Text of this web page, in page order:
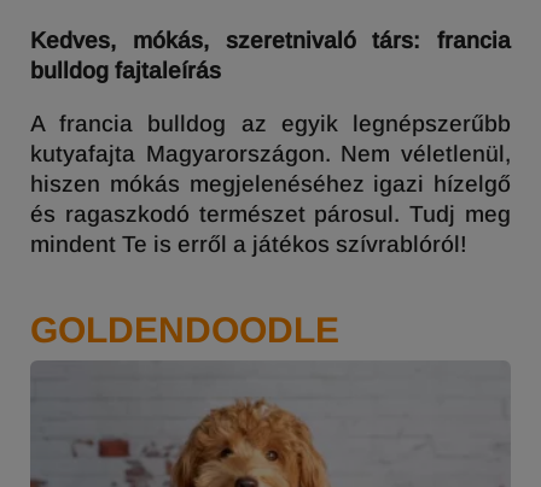
Kedves, mókás, szeretnivaló társ: francia
bulldog fajtaleírás
A francia bulldog az egyik legnépszerűbb
kutyafajta Magyarországon. Nem véletlenül,
hiszen mókás megjelenéséhez igazi hízelgő
és ragaszkodó természet párosul. Tudj meg
mindent Te is erről a játékos szívrablóról!
GOLDENDOODLE